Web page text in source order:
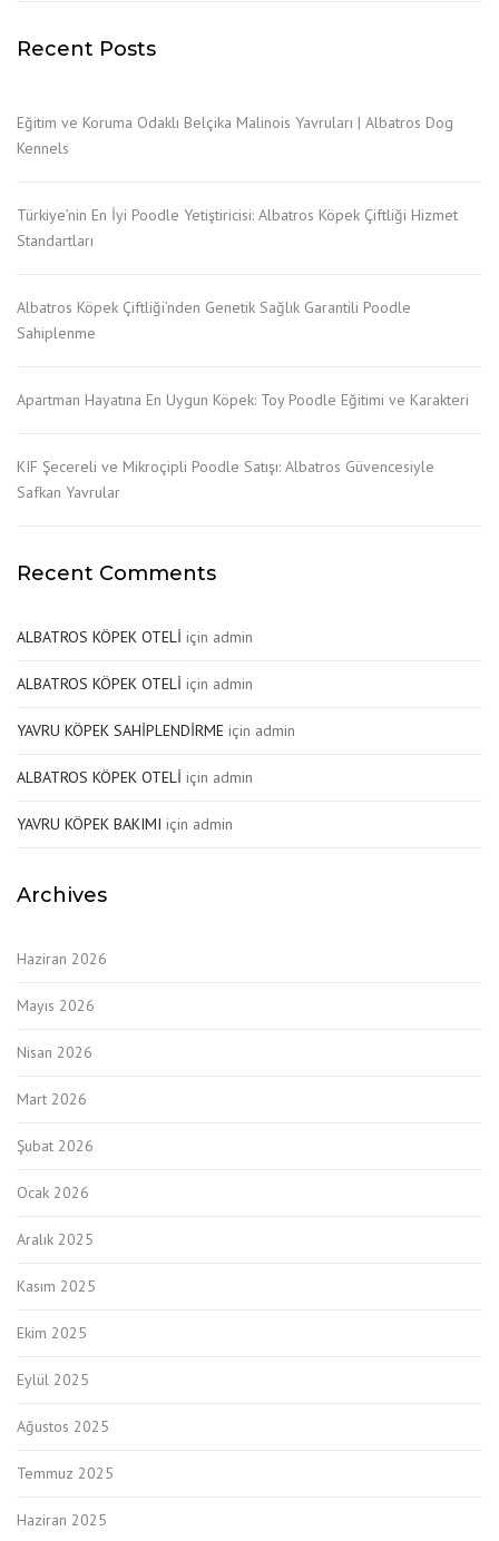
Recent Posts
Eğitim ve Koruma Odaklı Belçika Malinois Yavruları | Albatros Dog
Kennels
Türkiye’nin En İyi Poodle Yetiştiricisi: Albatros Köpek Çiftliği Hizmet
Standartları
Albatros Köpek Çiftliği’nden Genetik Sağlık Garantili Poodle
Sahiplenme
Apartman Hayatına En Uygun Köpek: Toy Poodle Eğitimi ve Karakteri
KIF Şecereli ve Mikroçipli Poodle Satışı: Albatros Güvencesiyle
Safkan Yavrular
Recent Comments
ALBATROS KÖPEK OTELİ için admin
ALBATROS KÖPEK OTELİ için admin
YAVRU KÖPEK SAHİPLENDİRME için admin
ALBATROS KÖPEK OTELİ için admin
YAVRU KÖPEK BAKIMI için admin
Archives
Haziran 2026
Mayıs 2026
Nisan 2026
Mart 2026
Şubat 2026
Ocak 2026
Aralık 2025
Kasım 2025
Ekim 2025
Eylül 2025
Ağustos 2025
Temmuz 2025
Haziran 2025